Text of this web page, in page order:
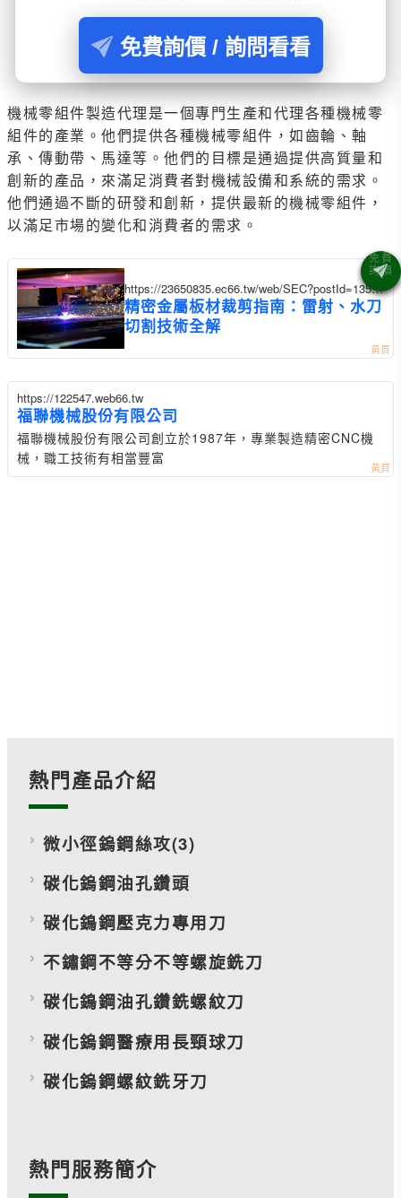
免費詢價 / 詢問看看
機械零組件製造代理是一個專門生產和代理各種機械零
組件的產業。他們提供各種機械零組件，如齒輪、軸
承、傳動帶、馬達等。他們的目標是通過提供高質量和
創新的產品，來滿足消費者對機械設備和系統的需求。
他們通過不斷的研發和創新，提供最新的機械零組件，
以滿足市場的變化和消費者的需求。
https://23650835.ec66.tw/web/SEC?postId=13516
52
精密金屬板材裁剪指南：雷射、水刀
切割技術全解
https://122547.web66.tw
福聯機械股份有限公司
福聯機械股份有限公司創立於1987年，專業製造精密CNC機
械，職工技術有相當豐富
熱門產品介紹
微小徑鎢鋼絲攻(3)
碳化鎢鋼油孔鑽頭
碳化鵭鋼壓克力專用刀
不鏽鋼不等分不等螺旋銑刀
碳化鵭鋼油孔鑽銑螺紋刀
碳化鎢鋼醫療用長頸球刀
碳化鎢鋼螺紋銑牙刀
熱門服務簡介